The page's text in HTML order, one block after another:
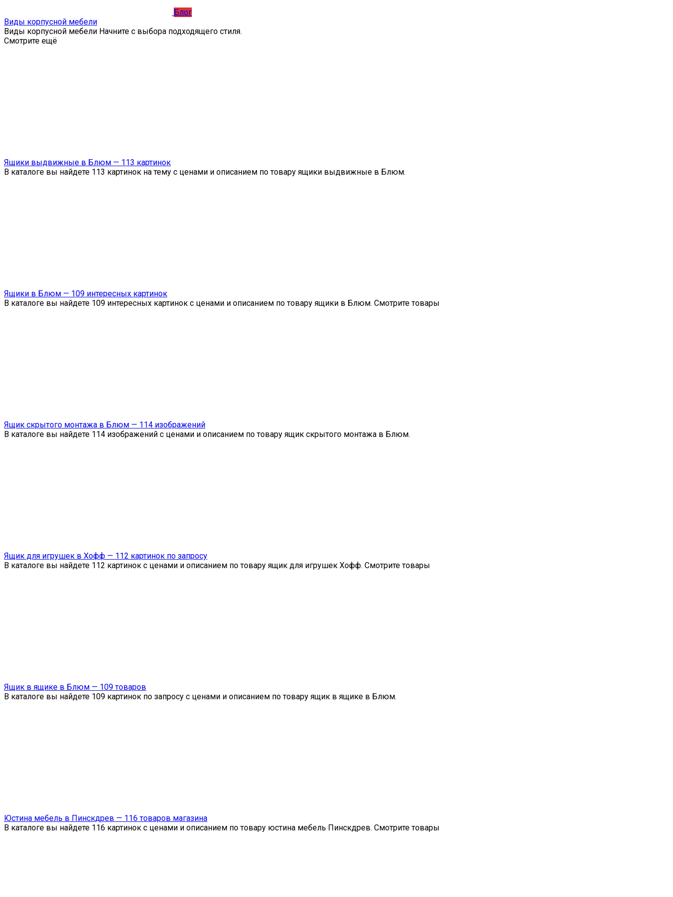
Блог
Виды корпусной мебели
Виды корпусной мебели Начните с выбора подходящего стиля.
Смотрите ещё
Ящики выдвижные в Блюм — 113 картинок
В каталоге вы найдете 113 картинок на тему с ценами и описанием по товару ящики выдвижные в Блюм.
Ящики в Блюм — 109 интересных картинок
В каталоге вы найдете 109 интересных картинок с ценами и описанием по товару ящики в Блюм. Смотрите товары
Ящик скрытого монтажа в Блюм — 114 изображений
В каталоге вы найдете 114 изображений с ценами и описанием по товару ящик скрытого монтажа в Блюм.
Ящик для игрушек в Хофф — 112 картинок по запросу
В каталоге вы найдете 112 картинок с ценами и описанием по товару ящик для игрушек Хофф. Смотрите товары
Ящик в ящике в Блюм — 109 товаров
В каталоге вы найдете 109 картинок по запросу с ценами и описанием по товару ящик в ящике в Блюм.
Юстина мебель в Пинскдрев — 116 товаров магазина
В каталоге вы найдете 116 картинок с ценами и описанием по товару юстина мебель Пинскдрев. Смотрите товары